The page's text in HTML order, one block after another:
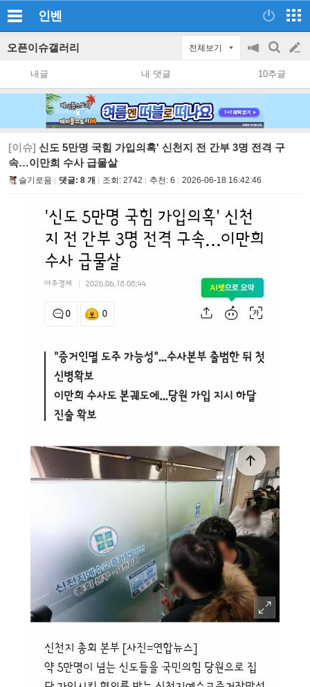
인벤
오픈이슈갤러리 전체보기
공
지
on/off
검
색
글
쓰
내글 내 댓글 10추글
[이슈] 신도 5만명 국힘 가입의혹' 신천지 전 간부 3명 전격 구
속…이만희 수사 급물살
슬기로움 댓글: 8 개 조회: 2742 추천: 6 2026-06-18 16:42:46